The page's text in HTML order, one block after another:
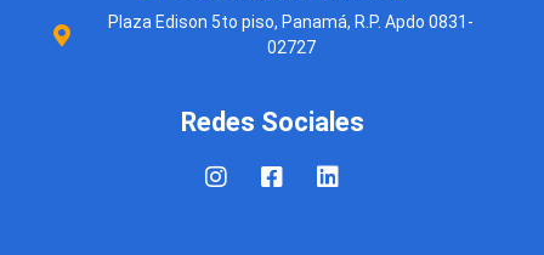
Plaza Edison 5to piso, Panamá, R.P. Apdo 0831-
02727
Redes Sociales